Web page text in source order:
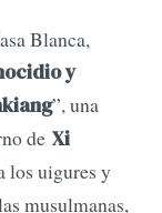
Blanca,
y
”, una
de Xi
los uigures y
musulmanas,